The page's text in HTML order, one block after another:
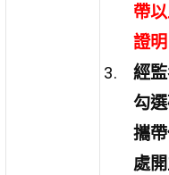
帶
證明
經
勾
攜
處